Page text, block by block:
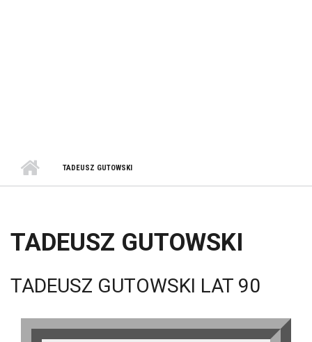
TADEUSZ GUTOWSKI
TADEUSZ GUTOWSKI
TADEUSZ GUTOWSKI LAT 90